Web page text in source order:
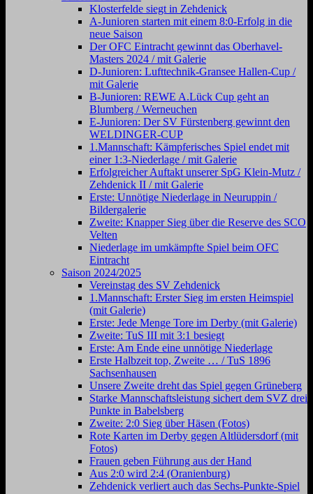
Klosterfelde siegt in Zehdenick
A-Junioren starten mit einem 8:0-Erfolg in die
neue Saison
Der OFC Eintracht gewinnt das Oberhavel-
Masters 2024 / mit Galerie
D-Junioren: Lufttechnik-Gransee Hallen-Cup /
mit Galerie
B-Junioren: REWE A.Lück Cup geht an
Blumberg / Werneuchen
E-Junioren: Der SV Fürstenberg gewinnt den
WELDINGER-CUP
1.Mannschaft: Kämpferisches Spiel endet mit
einer 1:3-Niederlage / mit Galerie
Erfolgreicher Auftakt unserer SpG Klein-Mutz /
Zehdenick II / mit Galerie
Erste: Unnötige Niederlage in Neuruppin /
Bildergalerie
Zweite: Knapper Sieg über die Reserve des SCO
Velten
Niederlage im umkämpfte Spiel beim OFC
Eintracht
Saison 2024/2025
Vereinstag des SV Zehdenick
1.Mannschaft: Erster Sieg im ersten Heimspiel
(mit Galerie)
Erste: Jede Menge Tore im Derby (mit Galerie)
Zweite: TuS III mit 3:1 besiegt
Erste: Am Ende eine unnötige Niederlage
Erste Halbzeit top, Zweite … / TuS 1896
Sachsenhausen
Unsere Zweite dreht das Spiel gegen Grüneberg
Starke Mannschaftsleistung sichert dem SVZ drei
Punkte in Babelsberg
Zweite: 2:0 Sieg über Häsen (Fotos)
Rote Karten im Derby gegen Altlüdersdorf (mit
Fotos)
Frauen geben Führung aus der Hand
Aus 2:0 wird 2:4 (Oranienburg)
Zehdenick verliert auch das Sechs-Punkte-Spiel